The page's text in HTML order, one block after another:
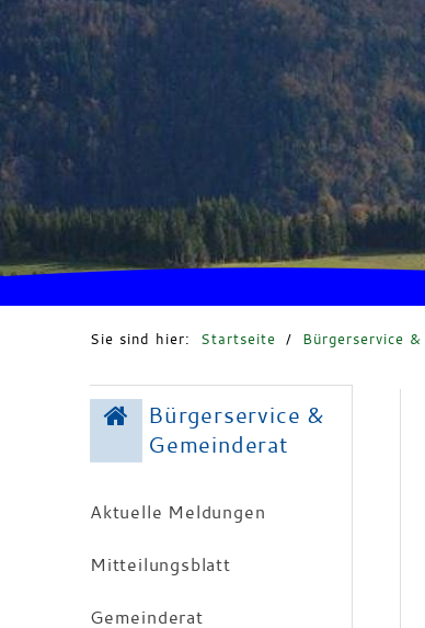
Sie sind hier: Startseite / Bürgerservice
Bürgerservice &
Gemeinderat
Aktuelle Meldungen
Mitteilungsblatt
Gemeinderat